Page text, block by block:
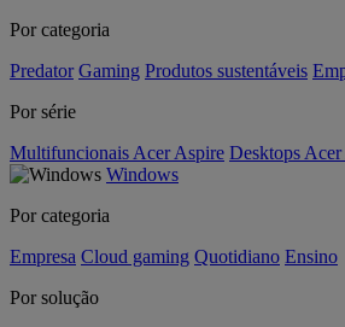
Por categoria
Predator Gaming Produtos sustentáveis
Por série
Multifuncionais Acer Aspire Desktops
Windows
Por categoria
Empresa Cloud gaming Quotidiano Ensino
Por solução